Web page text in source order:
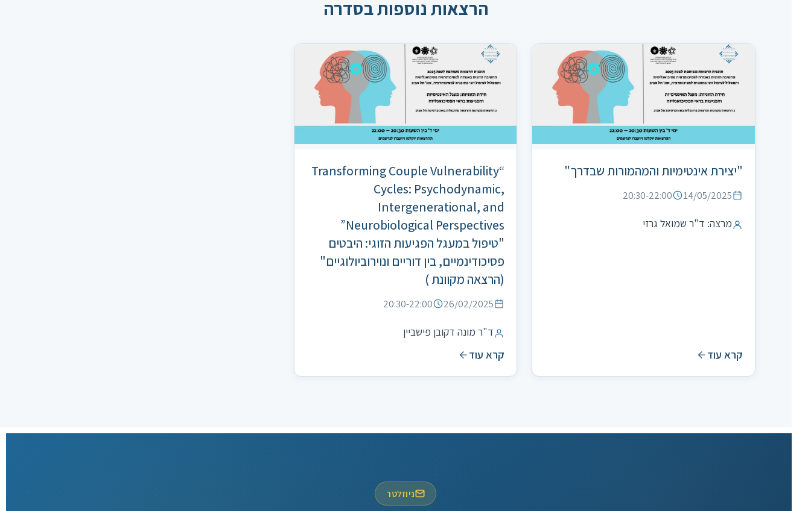
הרצאות נוספות בסדרה
"יצירת אינטימיות והמהמורות שבדרך"
14/05/2025
20:30-22:00
מרצה: ד"ר שמואל גרזי
קרא עוד
“Transforming Couple Vulnerability
Cycles: Psychodynamic,
Intergenerational, and
Neurobiological Perspectives”
"טיפול במעגל הפגיעות הזוגי: היבטים
פסיכודינמיים, בין דוריים ונוירוביולוגיים"
(הרצאה מקוונת )
26/02/2025
20:30-22:00
ד"ר מונה דקובן פישביין
קרא עוד
ניוזלטר